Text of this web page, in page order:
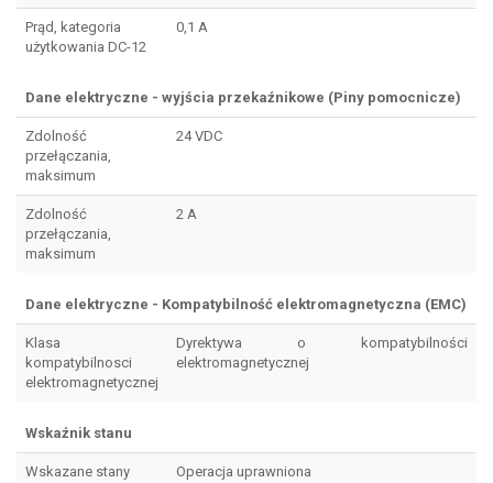
Prąd, kategoria
użytkowania DC-12
0,1 A
Dane elektryczne - wyjścia przekaźnikowe (Piny pomocnicze)
Zdolność
przełączania,
maksimum
24 VDC
Zdolność
przełączania,
maksimum
2 A
Dane elektryczne - Kompatybilność elektromagnetyczna (EMC)
Klasa
kompatybilnosci
elektromagnetycznej
Dyrektywa o kompatybilności
elektromagnetycznej
Wskaźnik stanu
Wskazane stany
Operacja uprawniona